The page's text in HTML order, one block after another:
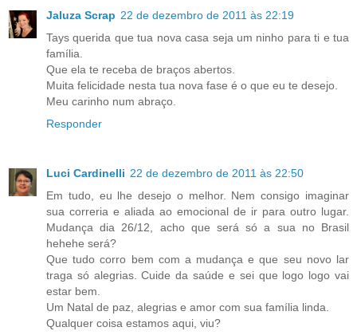
Jaluza Scrap 22 de dezembro de 2011 às 22:19
Tays querida que tua nova casa seja um ninho para ti e tua
família.
Que ela te receba de braços abertos.
Muita felicidade nesta tua nova fase é o que eu te desejo.
Meu carinho num abraço.
Responder
Luci Cardinelli 22 de dezembro de 2011 às 22:50
Em tudo, eu lhe desejo o melhor. Nem consigo imaginar
sua correria e aliada ao emocional de ir para outro lugar.
Mudança dia 26/12, acho que será só a sua no Brasil
hehehe será?
Que tudo corro bem com a mudança e que seu novo lar
traga só alegrias. Cuide da saúde e sei que logo logo vai
estar bem.
Um Natal de paz, alegrias e amor com sua família linda.
Qualquer coisa estamos aqui, viu?